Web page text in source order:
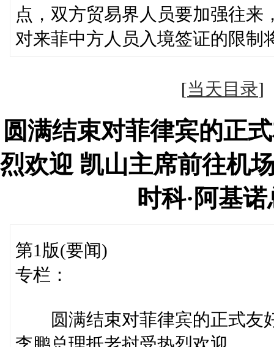
点，双方贸易界人员要加强往
对来菲中方人员入境签证的限制
[当天目录
圆满结束对菲律宾的正
烈欢迎 凯山主席前往机
时科·阿基
第1版(要闻)
专栏：
圆满结束对菲律宾的正式友